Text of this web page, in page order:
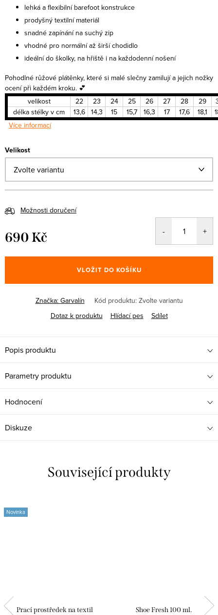
lehká a flexibilní barefoot konstrukce
prodyšný textilní materiál
snadné zapínání na suchý zip
vhodné pro normální až širší chodidlo
ideální do školky, na hřiště i na každodenní nošení
Pohodlné růžové plátěnky, které si malé slečny zamilují a jejich nožky
ocení při každém kroku. 💕
velikost
22 23 24 25 26 27 28 29
délka stélky v cm
13,6 14,3 15 15,7 16,3 17 17,6 18,1
Více informací
Velikost
Možnosti doručení
690 Kč
cena:
VLOŽIT DO KOŠÍKU
Značka: Garvalín Kód produktu: Zvolte variantu
Dotaz k produktu
Hlídací pes Sdílet
Popis produktu
Parametry produktu
Hodnocení
Diskuze
Související produkty
Novinka
Prací prostředek na textil Shoe Fresh 100 ml.